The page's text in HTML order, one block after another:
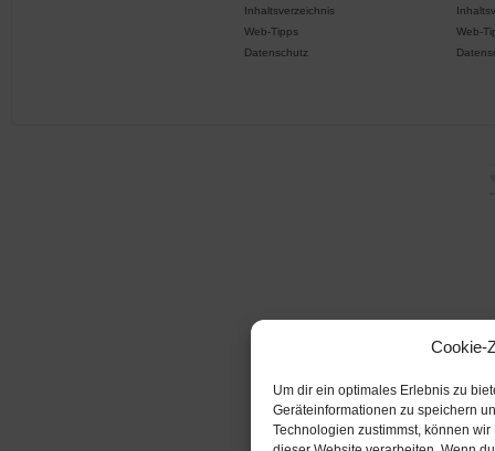
Cookie-
Um dir ein optimales Erlebnis zu
Geräteinformationen zu speichern
Technologien zustimmst, können
Inhaltsverzeichnis
Web-Tipps
Datenschutz
Web-